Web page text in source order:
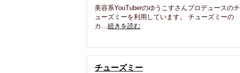
美容系YouTuberのゆうこすさんプロデュースのチ
ューズミーを利用しています。 チューズミーの
カ…続きを読む
チューズミー